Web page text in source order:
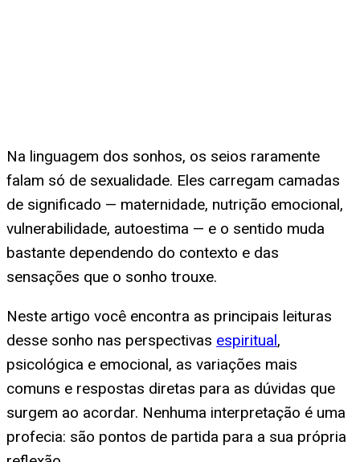
Na linguagem dos sonhos, os seios raramente
falam só de sexualidade. Eles carregam camadas
de significado — maternidade, nutrição emocional,
vulnerabilidade, autoestima — e o sentido muda
bastante dependendo do contexto e das
sensações que o sonho trouxe.
Neste artigo você encontra as principais leituras
desse sonho nas perspectivas espiritual,
psicológica e emocional, as variações mais
comuns e respostas diretas para as dúvidas que
surgem ao acordar. Nenhuma interpretação é uma
profecia: são pontos de partida para a sua própria